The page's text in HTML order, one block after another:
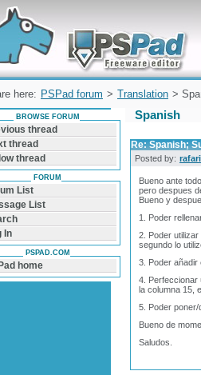
can help you solve problems and quickly
with PSPad for Microsoft
here: PSPad forum > Translation >
Spanish
Re: Spanish;
Posted by:
Bueno ante
pero despues
Bueno y
1. Poder
2. Poder
segundo lo
3. Poder añadir
4. Perfeccionar
la columna 15,
5. Poder poner/
Bueno de
Saludos.
BROWSE FORUM
thread
thread
thread
FORUM
List
List
In
PSPAD.COM
home